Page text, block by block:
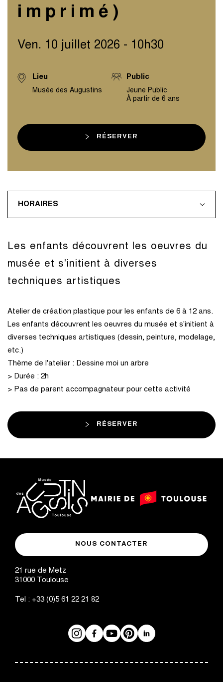
imprimé)
Ven. 10 juillet 2026 - 10h30
Lieu
Musée des Augustins
Public
Jeune Public
À partir de 6 ans
RÉSERVER
HORAIRES
Les enfants découvrent les oeuvres du
musée et s'initient à diverses
techniques artistiques
Atelier de création plastique pour les enfants de 6 à 12 ans.
Les enfants découvrent les oeuvres du musée et s'initient à
diverses techniques artistiques (dessin, peinture, modelage,
etc.)
Thème de l'atelier : Dessine moi un arbre
> Durée : 2h
> Pas de parent accompagnateur pour cette activité
RÉSERVER
musée
des
de
NOUS CONTACTER
21 rue de Metz
31000 Toulouse
Tel : +33 (0)5 61 22 21 82
Réseaux
InstagramFacebookYouTubePinterestLinkedIn